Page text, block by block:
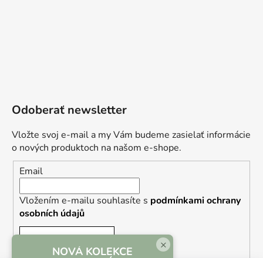
Odoberať newsletter
Vložte svoj e-mail a my Vám budeme zasielať informácie
o nových produktoch na našom e-shope.
Email
Vložením e-mailu souhlasíte s podmínkami ochrany
osobních údajů
×
NOVÁ KOLEKCE